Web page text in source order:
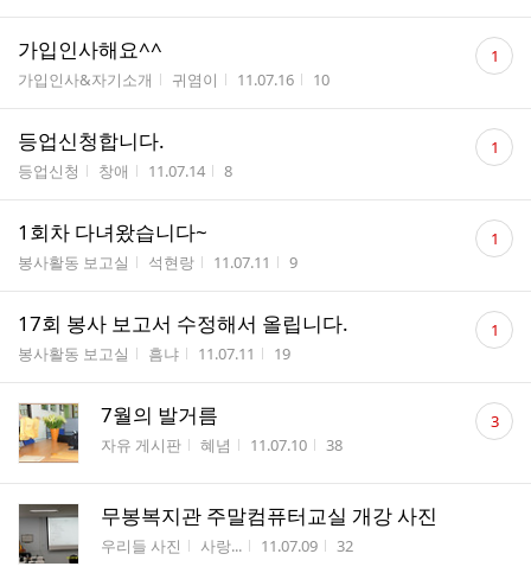
가입인사해요^^
게시판명
가입인사&자기소개 작성자
귀염이 작성시간
11.07.16 조회수
10
댓
글 1
등업신청합니다.
게시판명
등업신청 작성자
창애 작성시간
11.07.14 조회수
8
댓
글 1
1회차 다녀왔습니다~
게시판명
봉사활동 보고실 작성자
석현랑 작성시간
11.07.11 조회수
9
댓
글 1
17회 봉사 보고서 수정해서 올립니다.
게시판명
봉사활동 보고실 작성자
흠냐 작성시간
11.07.11 조회수
19
댓
글 1
7월의 발거름
게시판명
자유 게시판 작성자
혜념 작성시간
11.07.10 조회수
38
댓
글 3
무봉복지관 주말컴퓨터교실 개강 사진
게시판명
우리들 사진 작성자
사랑... 작성시간
11.07.09 조회수
32